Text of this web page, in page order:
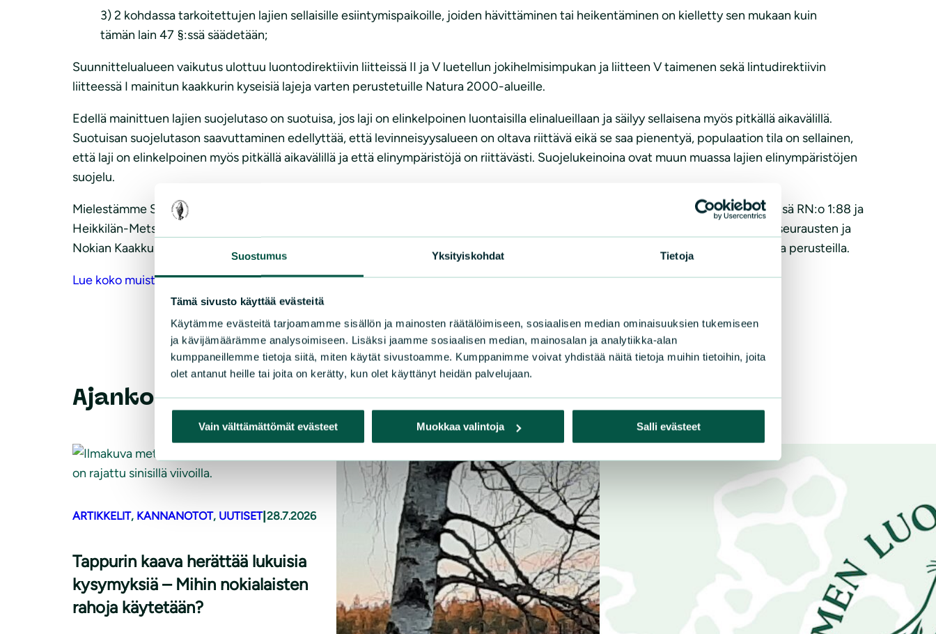
Suostumus Yksityiskohdat Tietoja
Tämä sivusto käyttää evästeitä
Käytämme evästeitä tarjoamamme sisällön ja mainosten räätälöimiseen, sosiaalisen median ominaisuuksien tukemiseen
ja kävijämäärämme analysoimiseen. Lisäksi jaamme sosiaalisen median, mainosalan ja analytiikka-alan
kumppaneillemme tietoja siitä, miten käytät sivustoamme. Kumppanimme voivat yhdistää näitä tietoja muihin tietoihin, joita
olet antanut heille tai joita on kerätty, kun olet käyttänyt heidän palvelujaan.
Vain välttämättömät evästeet Muokkaa valintoja Salli evästeet
3) 2 kohdassa tarkoitettujen lajien sellaisille esiintymispaikoille, joiden hävittäminen tai heikentäminen on kielletty sen mukaan kuin
tämän lain 47 §:ssä säädetään;
Suunnittelualueen vaikutus ulottuu luontodirektiivin liitteissä II ja V luetellun jokihelmisimpukan ja liitteen V taimenen sekä lintudirektiivin
liitteessä I mainitun kaakkurin kyseisiä lajeja varten perustetuille Natura 2000-alueille.
Edellä mainittuen lajien suojelutaso on suotuisa, jos laji on elinkelpoinen luontaisilla elinalueillaan ja säilyy sellaisena myös pitkällä aikavälillä.
Suotuisan suojelutason saavuttaminen edellyttää, että levinneisyysalueen on oltava riittävä eikä se saa pienentyä, populaation tila on sellainen,
että laji on elinkelpoinen myös pitkällä aikavälillä ja että elinympäristöjä on riittävästi. Suojelukeinoina ovat muun muassa lajien elinympäristöjen
suojelu.
Mielestämme Suomen Maa ja Kivi Oy:lle ei tule myöntää maa-aineslupaa kallion louhintaan Haaviston kylän tiloilla Leukavahanmetsä RN:o 1:88 ja
Heikkilän-Metsä RN:o 2:16 Pinsiö-Matalusjoen erittäin uhanalaisen jokihelmisimpukan ja taimenen elinympäristöön kohdistuvien seurausten ja
Nokian Kaakkurijärvien Natura 2000-alueelle kohdistuvien haittavaikutusten sekä louhinta-alueen laajuuden vuoksi alla kerrotuilla perusteilla.
Lue koko muistutus (pdf)
Ajankohtaista
ARTIKKELIT, KANNANOTOT, UUTISET| 28.7.2026
Tappurin kaava herättää lukuisia
kysymyksiä – Mihin nokialaisten
rahoja käytetään?